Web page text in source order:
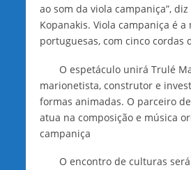
ao som da viola campaniça”,
Kopanakis. Viola campaniça é a
portuguesas, com cinco cordas
O espetáculo unirá Trulé
marionetista, construtor e
formas animadas. O parceiro
atua na composição e música
campaniça
O encontro de culturas será